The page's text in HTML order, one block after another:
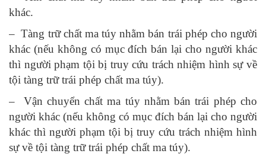
khác.
– Tàng trữ chất ma túy nhằm bán trái phép cho người
khác (nếu không có mục đích bán lại cho người khác
thì người phạm tội bị truy cứu trách nhiệm hình sự về
tội tàng trữ trái phép chất ma túy).
– Vận chuyển chất ma túy nhằm bán trái phép cho
người khác (nếu không có mục đích bán lại cho người
khác thì người phạm tội bị truy cứu trách nhiệm hình
sự về tội tàng trữ trái phép chất ma túy).